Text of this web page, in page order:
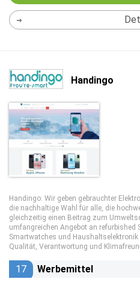
Handingo
Handingo: Wir geben gebrauchter
die nachhaltige Wahl für alle, die
gleichzeitig einen Beitrag zum
umfangreichen Angebot an refurbished
Smartwatches und
Qualität, Verantwortung und
17 Werbemittel